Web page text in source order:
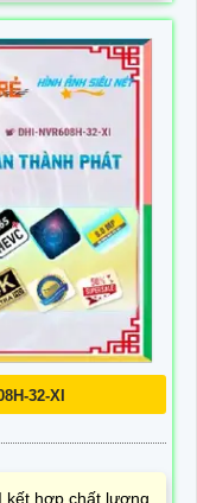
32-XI
kết hợp chất lượng